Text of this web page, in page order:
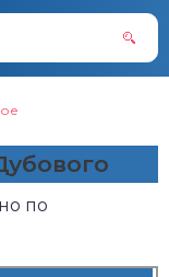
по